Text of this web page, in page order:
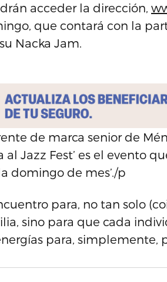
acceder la dirección,
que contará con la
Nacka Jam.
de marca senior de
al Jazz Fest’ es el evento
domingo de mes’./p
para, no tan solo
sino para que cada
para, simplemente,